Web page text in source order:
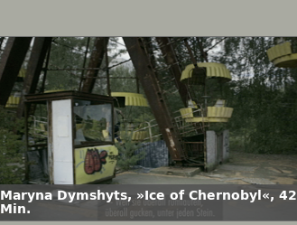
Maryna Dymshyts, »Ice of Chernobyl«, 42
Min.